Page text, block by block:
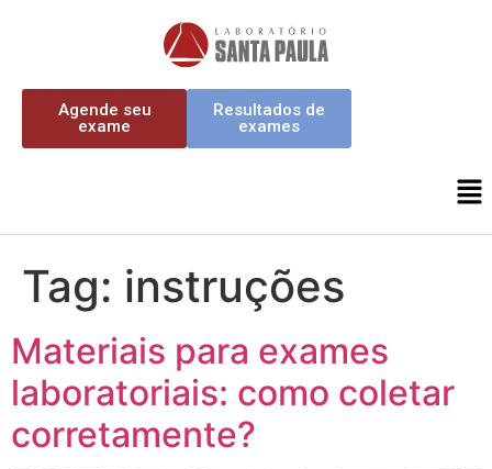
Agende seu
exame
Resultados de
exames
Tag: instruções
Materiais para exames
laboratoriais: como coletar
corretamente?